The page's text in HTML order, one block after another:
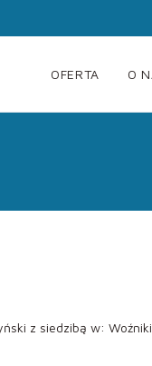
OFERTA O
z siedzibą w: